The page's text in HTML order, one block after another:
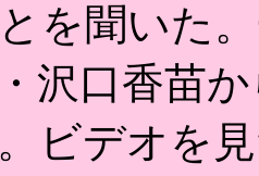
を聞いた
沢口香苗
ビデオを